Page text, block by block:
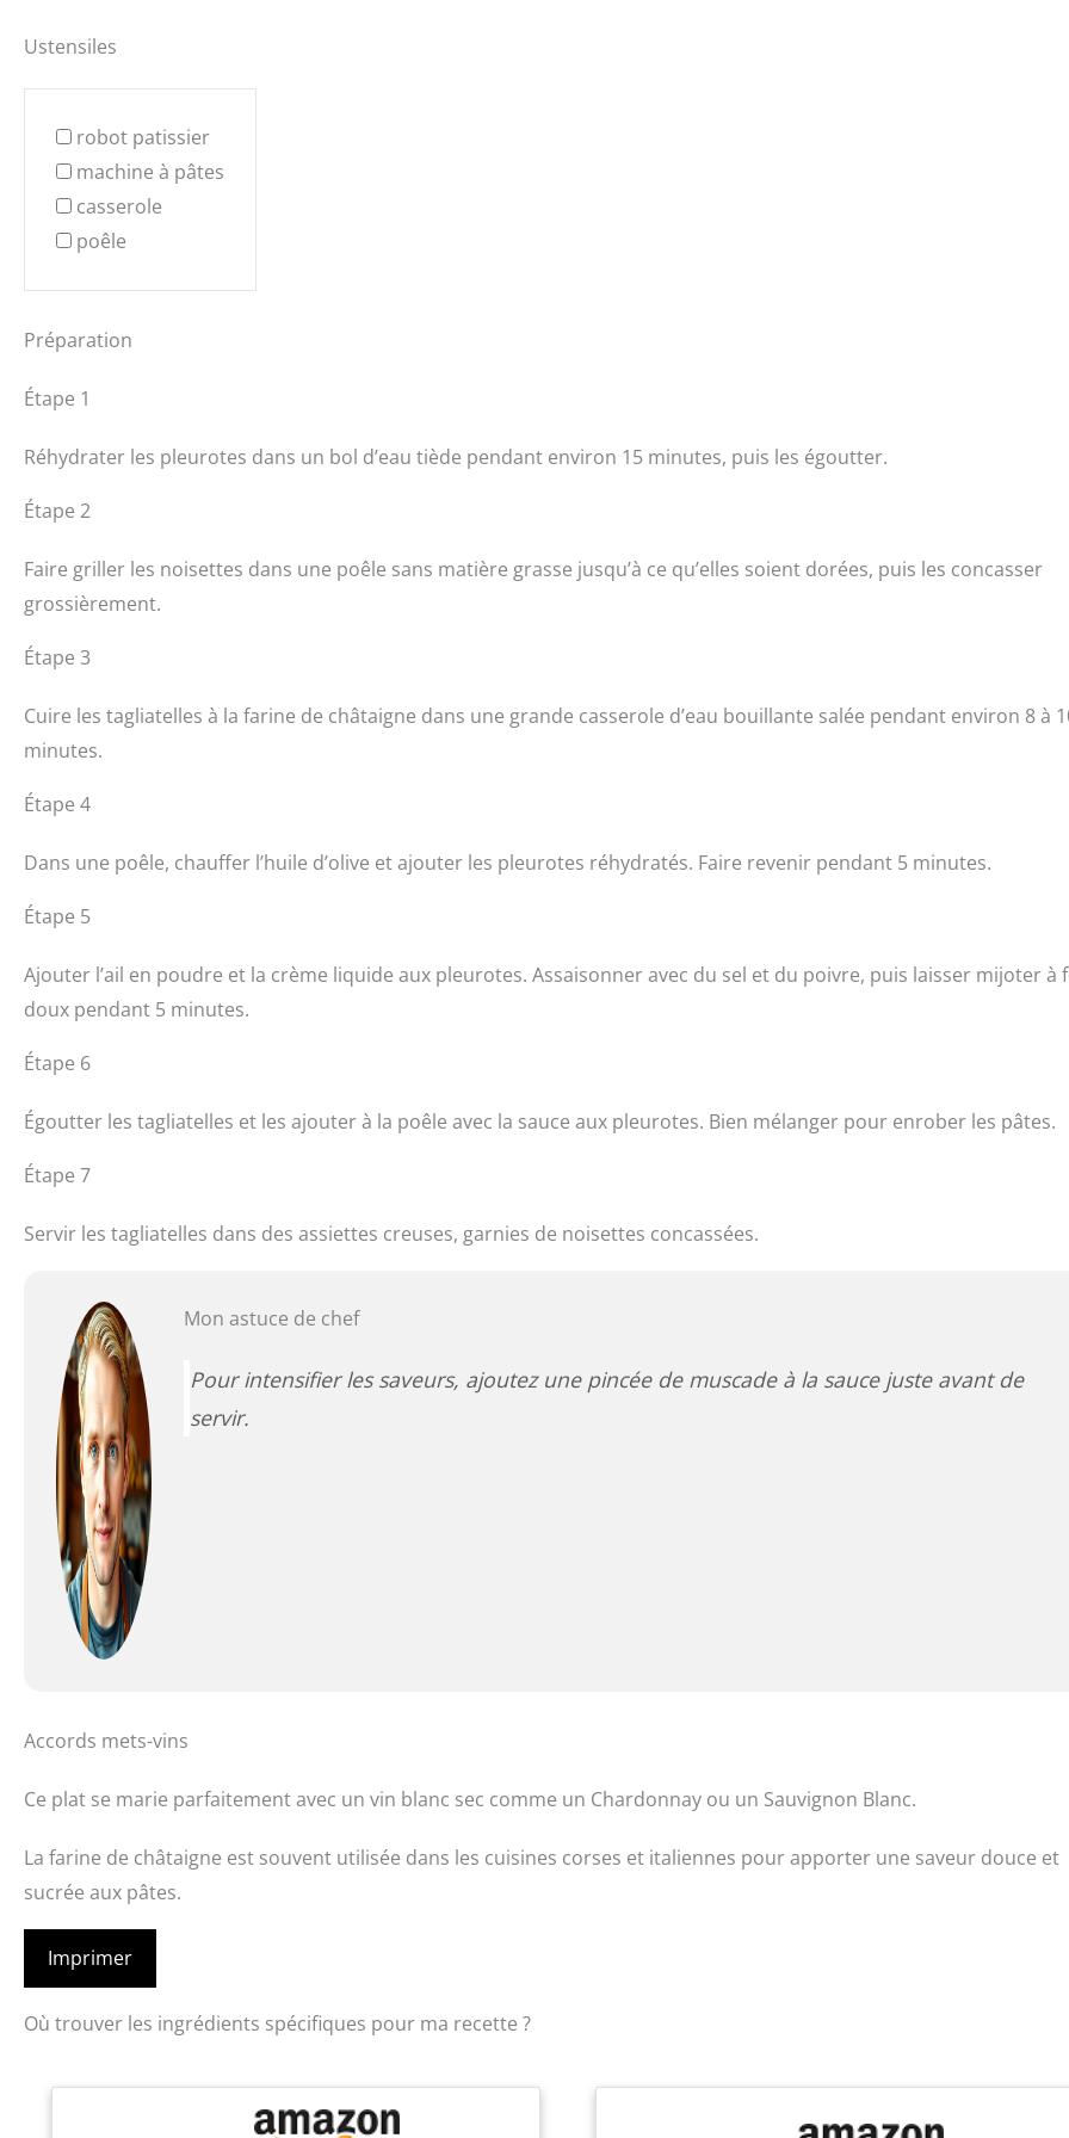
Ustensiles
robot patissier
machine à pâtes
casserole
poêle
Préparation
Étape 1
Réhydrater les pleurotes dans un bol d’eau tiède pendant environ 15 minutes, puis les égoutter.
Étape 2
Faire griller les noisettes dans une poêle sans matière grasse jusqu’à ce qu’elles soient dorées, puis les concasser
grossièrement.
Étape 3
Cuire les tagliatelles à la farine de châtaigne dans une grande casserole d’eau bouillante salée pendant environ 8 à
minutes.
Étape 4
Dans une poêle, chauffer l’huile d’olive et ajouter les pleurotes réhydratés. Faire revenir pendant 5 minutes.
Étape 5
Ajouter l’ail en poudre et la crème liquide aux pleurotes. Assaisonner avec du sel et du poivre, puis laisser mijoter à
doux pendant 5 minutes.
Étape 6
Égoutter les tagliatelles et les ajouter à la poêle avec la sauce aux pleurotes. Bien mélanger pour enrober les pâtes.
Étape 7
Servir les tagliatelles dans des assiettes creuses, garnies de noisettes concassées.
Mon astuce de chef
Pour intensifier les saveurs, ajoutez une pincée de muscade à la sauce juste avant de
servir.
Accords mets-vins
Ce plat se marie parfaitement avec un vin blanc sec comme un Chardonnay ou un Sauvignon Blanc.
La farine de châtaigne est souvent utilisée dans les cuisines corses et italiennes pour apporter une saveur douce et
sucrée aux pâtes.
Imprimer
Où trouver les ingrédients spécifiques pour ma recette ?